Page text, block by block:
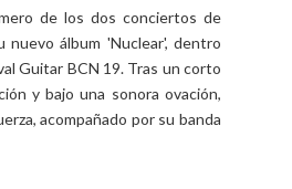
de los dos conciertos de
nuevo álbum 'Nuclear', dentro
Guitar BCN 19. Tras un corto
y bajo una sonora ovación,
acompañado por su banda